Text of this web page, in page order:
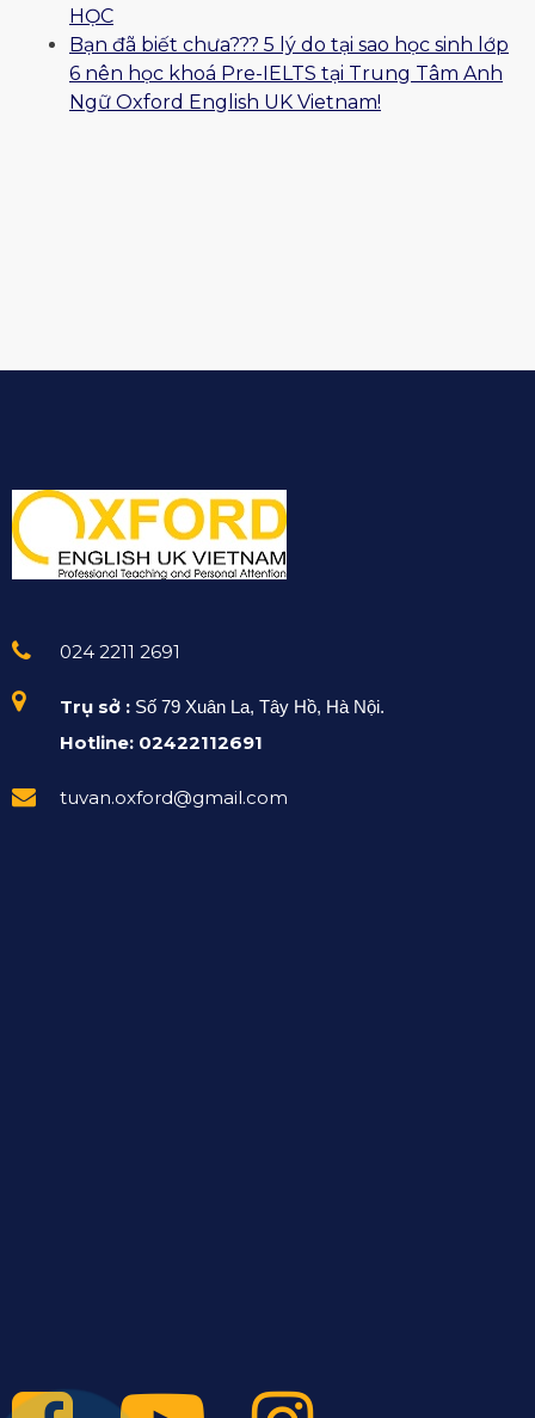
HỌC
Bạn đã biết chưa??? 5 lý do tại sao học sinh lớp
6 nên học khoá Pre-IELTS tại Trung Tâm Anh
Ngữ Oxford English UK Vietnam!
024 2211 2691
Trụ sở : Số 79 Xuân La, Tây Hồ, Hà Nội.
Hotline: 02422112691
tuvan.oxford@gmail.com